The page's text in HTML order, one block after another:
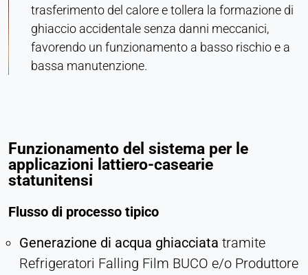
trasferimento del calore e tollera la formazione di
ghiaccio accidentale senza danni meccanici,
favorendo un funzionamento a basso rischio e a
bassa manutenzione.
Funzionamento del sistema per le
applicazioni lattiero-casearie
statunitensi
Flusso di processo tipico
Generazione di acqua ghiacciata tramite
Refrigeratori Falling Film BUCO e/o Produttore